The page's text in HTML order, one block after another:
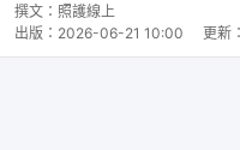
撰文： 照護線上
出版： 2026-06-21 10:00 更新：